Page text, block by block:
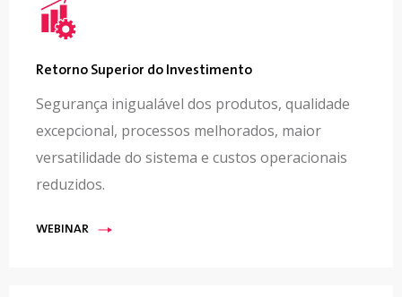
Retorno Superior do Investimento
Segurança inigualável dos produtos, qualidade
excepcional, processos melhorados, maior
versatilidade do sistema e custos operacionais
reduzidos.
WEBINAR